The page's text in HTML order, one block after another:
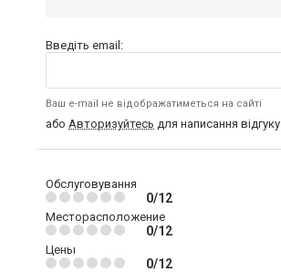
Введіть email:
Ваш e-mail не відображатиметься на сайті
або Авторизуйтесь для написання відгуку
Обслуговування
0/12
Месторасположение
0/12
Цены
0/12